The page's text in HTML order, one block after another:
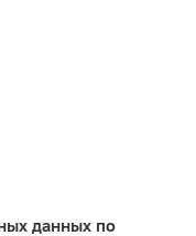
данных по